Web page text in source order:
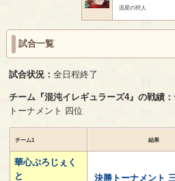
流星の狩人
試合一覧
試合状況：全日程終了
チーム『混沌イレギュラーズ4』の戦績：
トーナメント 四位
チーム1 結果
華心ぷろじぇく
と
決勝トーナメント